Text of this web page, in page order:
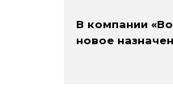
В компании
новое